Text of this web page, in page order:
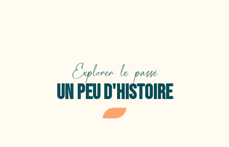
Explorer le passé
UN PEU D'HISTOIRE